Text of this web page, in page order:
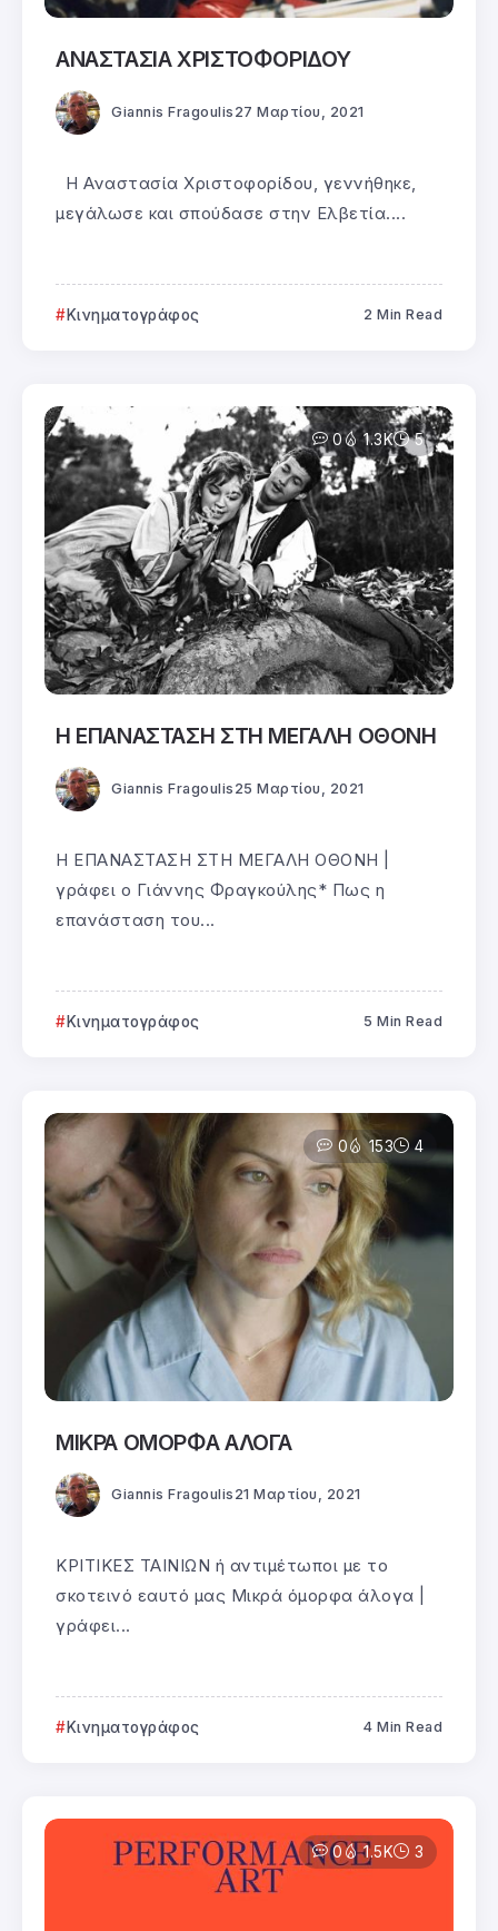
ΑΝΑΣΤΑΣΙΑ ΧΡΙΣΤΟΦΟΡΙΔΟΥ
Giannis Fragoulis 27 Μαρτίου, 2021
Η Αναστασία Χριστοφορίδου, γεννήθηκε,
μεγάλωσε και σπούδασε στην Ελβετία....
Κινηματογράφος 2 Min Read
0 1.3K 5
Η ΕΠΑΝΑΣΤΑΣΗ ΣΤΗ ΜΕΓΑΛΗ ΟΘΟΝΗ
Giannis Fragoulis 25 Μαρτίου, 2021
Η ΕΠΑΝΑΣΤΑΣΗ ΣΤΗ ΜΕΓΑΛΗ ΟΘΟΝΗ |
γράφει ο Γιάννης Φραγκούλης* Πως η
επανάσταση του...
Κινηματογράφος 5 Min Read
0 153 4
ΜΙΚΡΑ ΟΜΟΡΦΑ ΑΛΟΓΑ
Giannis Fragoulis 21 Μαρτίου, 2021
ΚΡΙΤΙΚΕΣ ΤΑΙΝΙΩΝ ή αντιμέτωποι με το
σκοτεινό εαυτό μας Μικρά όμορφα άλογα |
γράφει...
Κινηματογράφος 4 Min Read
0 1.5K 3